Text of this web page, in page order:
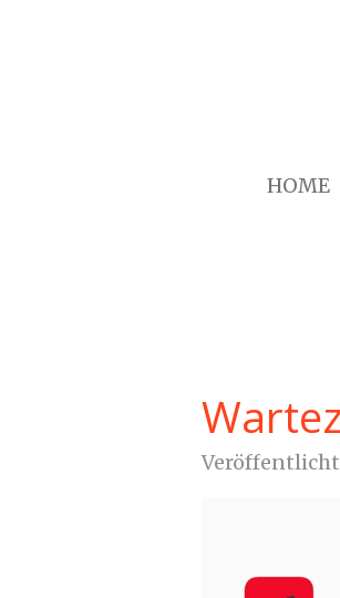
HOME
Veröffentlicht